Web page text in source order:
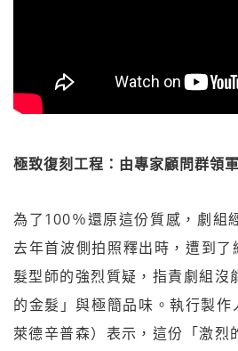
極致復刻工程：由專家顧問群領
為了100％還原這份質感，劇組
去年首波側拍照釋出時，遭到
髮型師的強烈質疑，指責劇組沒
的金髮」與極簡品味。執行製
萊德辛普森）表示，這份「激烈